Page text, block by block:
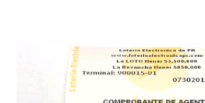
instantáneos”, indicó López. Sobre el
López explicó que el mismo se
Estados Unidos y los jugadores podrán